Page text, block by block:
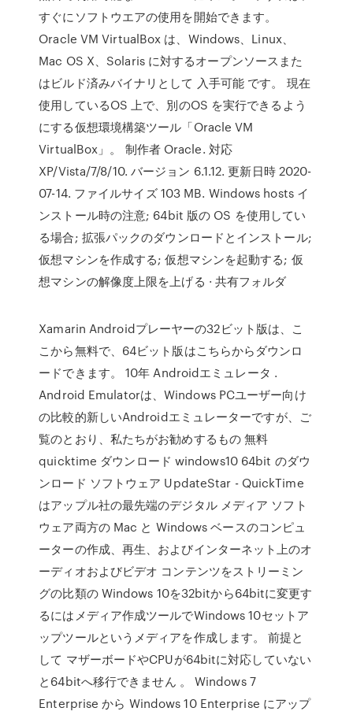
すぐにソフトウエアの使用を開始できます。
Oracle VM VirtualBox は、Windows、Linux、
Mac OS X、Solaris に対するオープンソースまた
はビルド済みバイナリとして 入手可能 です。 現在
使用しているOS 上で、別のOS を実行できるよう
にする仮想環境構築ツール「Oracle VM
VirtualBox」。 制作者 Oracle. 対応
XP/Vista/7/8/10. バージョン 6.1.12. 更新日時 2020-
07-14. ファイルサイズ 103 MB. Windows hosts イ
ンストール時の注意; 64bit 版の OS を使用してい
る場合; 拡張パックのダウンロードとインストール;
仮想マシンを作成する; 仮想マシンを起動する; 仮
想マシンの解像度上限を上げる · 共有フォルダ
Xamarin Androidプレーヤーの32ビット版は、こ
こから無料で、64ビット版はこちらからダウンロ
ードできます。 10年 Androidエミュレータ .
Android Emulatorは、Windows PCユーザー向け
の比較的新しいAndroidエミュレーターですが、ご
覧のとおり、私たちがお勧めするもの 無料
quicktime ダウンロード windows10 64bit のダウ
ンロード ソフトウェア UpdateStar - QuickTime
はアップル社の最先端のデジタル メディア ソフト
ウェア両方の Mac と Windows ベースのコンピュ
ーターの作成、再生、およびインターネット上のオ
ーディオおよびビデオ コンテンツをストリーミン
グの比類の Windows 10を32bitから64bitに変更す
るにはメディア作成ツールでWindows 10セットア
ップツールというメディアを作成します。 前提と
して マザーボードやCPUが64bitに対応していない
と64bitへ移行できません 。 Windows 7
Enterprise から Windows 10 Enterprise にアップ